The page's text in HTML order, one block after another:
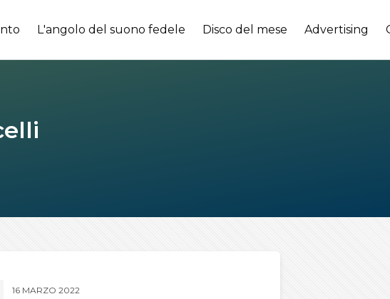
L'angolo del suono fedele Disco del mese Advertising
16 MARZO 2022